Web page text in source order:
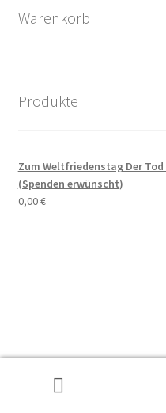
Warenkorb
Produkte
Zum Weltfriedenstag Der
(Spenden erwünscht)
0,00€